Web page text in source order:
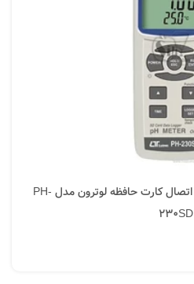
اسید سنج دیجیتال با قابلیت اتصال کارت حافظه لوترون مدل PH-
230SD